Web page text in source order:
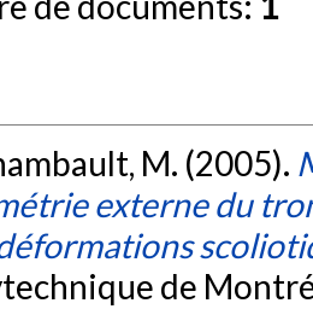
M. (2005).
externe du
de